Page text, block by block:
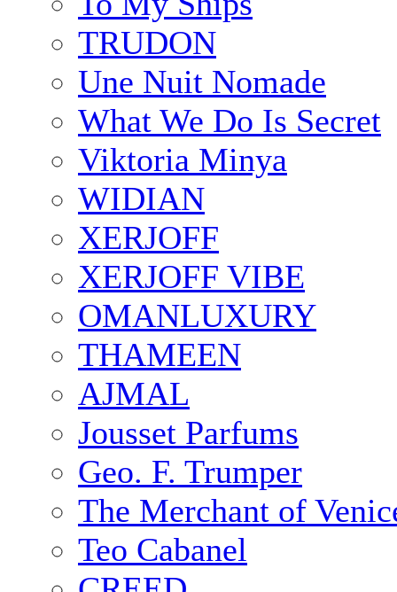
TRUDON
Une Nuit Nomade
What We Do Is Secret
Viktoria Minya
WIDIAN
XERJOFF
XERJOFF VIBE
OMANLUXURY
THAMEEN
AJMAL
Jousset Parfums
Geo. F. Trumper
The Merchant of
Teo Cabanel